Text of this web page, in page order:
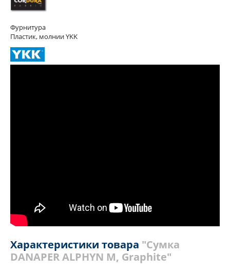
Фурнитура
Пластик, молнии YKK
Характеристики товара "Сумка
DANAPER ALPHYN M, Graphite"